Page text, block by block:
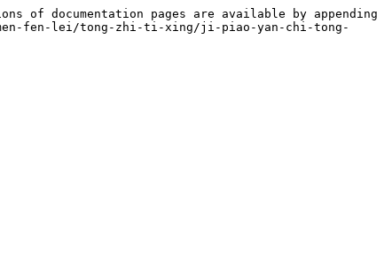
of documentation pages are available by appending
men-fen-lei/tong-zhi-ti-xing/ji-piao-yan-chi-tong-